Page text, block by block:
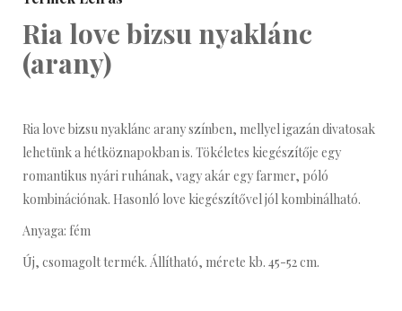
Ria love bizsu nyaklánc
(arany)
Ria love bizsu nyaklánc arany színben, mellyel igazán divatosak
lehetünk a hétköznapokban is. Tökéletes kiegészítője egy
romantikus nyári ruhának, vagy akár egy farmer, póló
kombinációnak. Hasonló love kiegészítővel jól kombinálható.
Anyaga: fém
Új, csomagolt termék. Állítható, mérete kb. 45-52 cm.